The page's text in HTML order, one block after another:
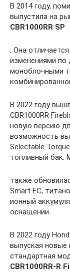
В 2014 году,
выпустила на
CBR1000RR SP
. Она
изменениями по
моноблочными
В 2022 году
CBR1000RR
новую версию
возможность
Selectable
топливный бак.
также
Smart EC,
ионный
оснащении.
В 2022 году
выпуская новые
стандартная
CBR1000RR-R